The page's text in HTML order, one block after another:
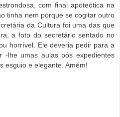
com final apoteótica na
tinha nem porque se cogitar outro
da Cultura foi uma das que
a foto do secretário sentado no
horrível. Ele deveria pedir para a
-lhe umas aulas pós expedientes
esguio e elegante. Amém!